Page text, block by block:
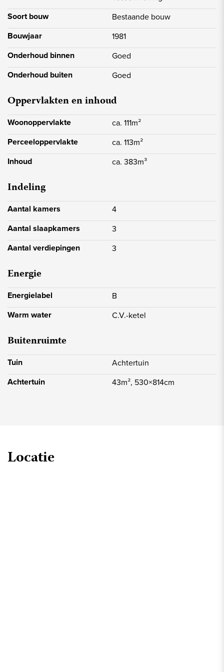
Deze woning biedt de perfecte balans tussen een groene, rustige
omgeving en een goede bereikbaarheid van voorzieningen. Ideaal
voor starters die op zoek zijn naar ruimte, comfort en natuur!
Soort bouw Bestaande bouw
Bouwjaar 1981
Onderhoud binnen Goed
Onderhoud buiten Goed
Oppervlakten en inhoud
Woonoppervlakte ca. 111m²
Perceeloppervlakte ca. 113m²
Inhoud ca. 383m³
Indeling
Aantal kamers 4
Aantal slaapkamers 3
Aantal verdiepingen 3
Energie
Energielabel B
Warm water C.V.-ketel
Buitenruimte
Tuin Achtertuin
Achtertuin 43m², 530×814cm
Locatie